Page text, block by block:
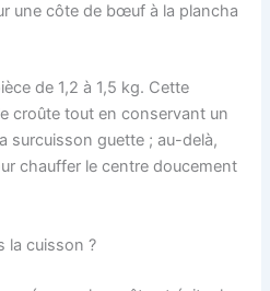
une côte de bœuf à la plancha
de 1,2 à 1,5 kg. Cette
croûte tout en conservant un
surcuisson guette ; au-delà,
chauffer le centre doucement
la cuisson ?